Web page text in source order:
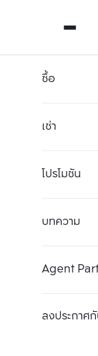
ซื้อ
เช่า
โปรโมชัน
บทความ
Agent
ลงประกาศกั